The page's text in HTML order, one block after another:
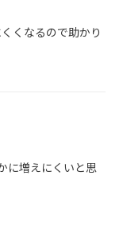
くなるので助かり
に増えにくいと思